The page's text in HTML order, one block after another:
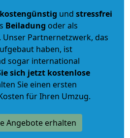
kostengünstig und stressfrei
Beiladung oder als
. Unser Partnernetzwerk, das
haben, ist
sogar international
sich jetzt kostenlose
Sie einen ersten
für Ihren Umzug.
Angebote erhalten